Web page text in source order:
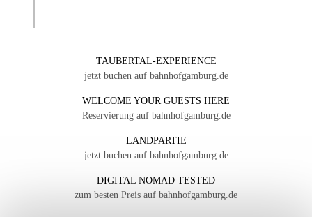
TAUBERTAL-EXPERIENCE
jetzt buchen auf bahnhofgamburg.de
WELCOME YOUR GUESTS HERE
Reservierung auf bahnhofgamburg.de
LANDPARTIE
jetzt buchen auf bahnhofgamburg.de
DIGITAL NOMAD TESTED
zum besten Preis auf bahnhofgamburg.de